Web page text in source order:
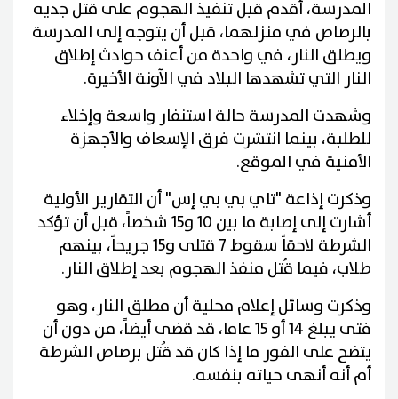
المدرسة، أقدم قبل تنفيذ الهجوم على قتل جديه
بالرصاص في منزلهما، قبل أن يتوجه إلى المدرسة
ويطلق النار، في واحدة من أعنف حوادث إطلاق
النار التي تشهدها البلاد في الآونة الأخيرة.
وشهدت المدرسة حالة استنفار واسعة وإخلاء
للطلبة، بينما انتشرت فرق الإسعاف والأجهزة
الأمنية في الموقع.
وذكرت إذاعة "تاي بي بي إس" أن التقارير الأولية
أشارت إلى إصابة ما بين 10 و15 شخصاً، قبل أن تؤكد
الشرطة لاحقاً سقوط 7 قتلى و15 جريحاً، بينهم
طلاب، فيما قُتل منفذ الهجوم بعد إطلاق النار.
وذكرت وسائل إعلام محلية أن مطلق النار، وهو
فتى يبلغ 14 أو 15 عاما، قد قضى أيضاً، من دون أن
يتضح على الفور ما إذا كان قد قُتل برصاص الشرطة
أم أنه أنهى حياته بنفسه.